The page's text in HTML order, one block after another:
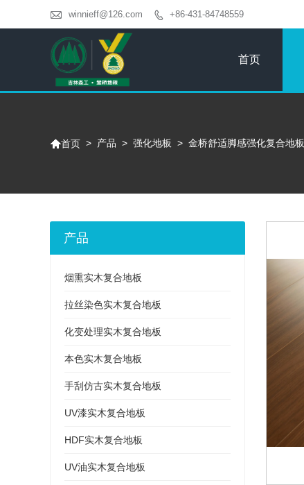
 winnieff@126.com  +86-431-84748559
首页
首页 > 产品 > 强化地板 > 金桥舒适脚感强化复合地板
产品
烟熏实木复合地板
拉丝染色实木复合地板
化变处理实木复合地板
本色实木复合地板
手刮仿古实木复合地板
UV漆实木复合地板
HDF实木复合地板
UV油实木复合地板